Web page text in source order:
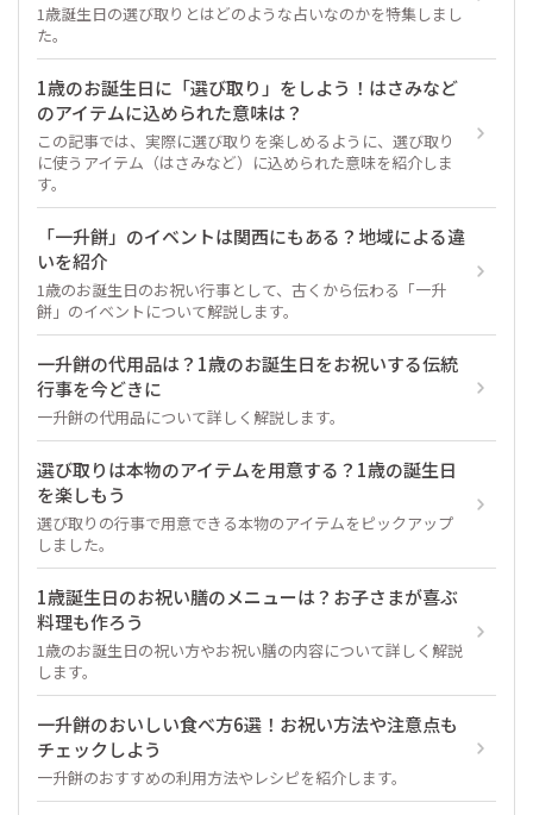
1歳誕生日の選び取りとはどのような占いなのかを特集しまし
た。
1歳のお誕生日に「選び取り」をしよう！はさみなど
のアイテムに込められた意味は？
この記事では、実際に選び取りを楽しめるように、選び取り
に使うアイテム（はさみなど）に込められた意味を紹介しま
す。
「一升餅」のイベントは関西にもある？地域による違
いを紹介
1歳のお誕生日のお祝い行事として、古くから伝わる「一升
餅」のイベントについて解説します。
一升餅の代用品は？1歳のお誕生日をお祝いする伝統
行事を今どきに
一升餅の代用品について詳しく解説します。
選び取りは本物のアイテムを用意する？1歳の誕生日
を楽しもう
選び取りの行事で用意できる本物のアイテムをピックアップ
しました。
1歳誕生日のお祝い膳のメニューは？お子さまが喜ぶ
料理も作ろう
1歳のお誕生日の祝い方やお祝い膳の内容について詳しく解説
します。
一升餅のおいしい食べ方6選！お祝い方法や注意点も
チェックしよう
一升餅のおすすめの利用方法やレシピを紹介します。